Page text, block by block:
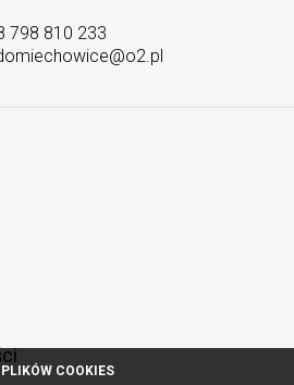
COOKIES
798 810 233